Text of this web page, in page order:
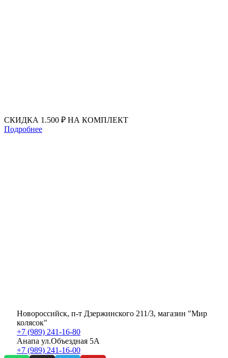
СКИДКА 1.500 ₽ НА КОМПЛЕКТ
Подробнее
Новороссийск, п-т Дзержинского 211/3, магазин "Мир
колясок"
+7 (989) 241-16-80
Анапа ул.Объездная 5А
+7 (989) 241-16-00